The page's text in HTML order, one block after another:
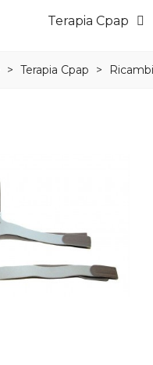
Terapia Cpap
> Terapia Cpap >